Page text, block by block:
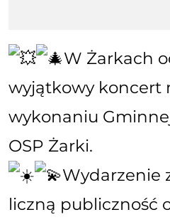
W Żarkach
wyjątkowy koncert
wykonaniu
OSP Żarki.
Wydarzenie
liczną publiczność